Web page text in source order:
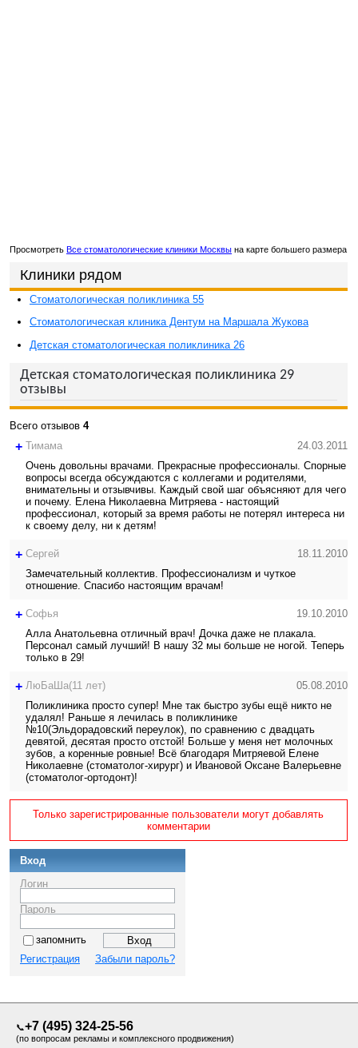
Просмотреть Все стоматологические клиники Москвы на карте большего размера
Клиники рядом
Стоматологическая поликлиника 55
Стоматологическая клиника Дентум на Маршала Жукова
Детская стоматологическая поликлиника 26
Детская стоматологическая поликлиника 29
отзывы
Всего отзывов 4
+ Тимама
24.03.2011
Очень довольны врачами. Прекрасные профессионалы. Спорные
вопросы всегда обсуждаются с коллегами и родителями,
внимательны и отзывчивы. Каждый свой шаг объясняют для чего
и почему. Елена Николаевна Митряева - настоящий
профессионал, который за время работы не потерял интереса ни
к своему делу, ни к детям!
+ Сергей
18.11.2010
Замечательный коллектив. Профессионализм и чуткое
отношение. Спасибо настоящим врачам!
+ Софья
19.10.2010
Алла Анатольевна отличный врач! Дочка даже не плакала.
Персонал самый лучший! В нашу 32 мы больше не ногой. Теперь
только в 29!
+ ЛюБаШа(11 лет)
05.08.2010
Поликлиника просто супер! Мне так быстро зубы ещё никто не
удалял! Раньше я лечилась в поликлинике
№10(Эльдорадовский переулок), по сравнению с двадцать
девятой, десятая просто отстой! Больше у меня нет молочных
зубов, а коренные ровные! Всё благодаря Митряевой Елене
Николаевне (стоматолог-хирург) и Ивановой Оксане Валерьевне
(стоматолог-ортодонт)!
Только зарегистрированные пользователи могут добавлять
комментарии
Вход
Логин
Пароль
запомнить
Регистрация
Забыли пароль?
📞+7 (495) 324-25-56
(по вопросам рекламы и комплексного продвижения)